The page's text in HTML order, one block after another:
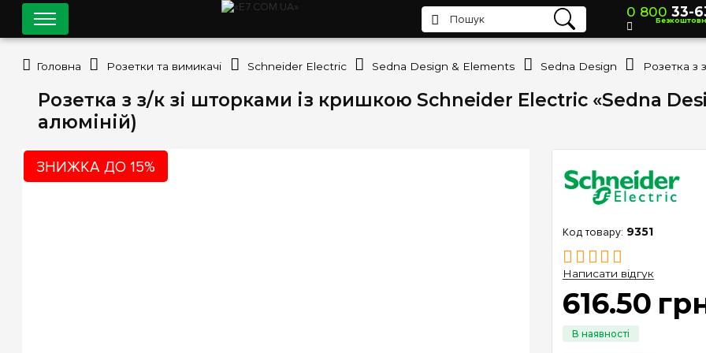
Розетка з з/к зі шторками із кришкою Schneider Electric «Sedna
алюміній)
ЗНИЖКА ДО 15%
9351
Написати відгук
616.50
0 800 33-
Головна Розетки та вимикачі Schneider Electric Sedna Design & Elements Sedna Design